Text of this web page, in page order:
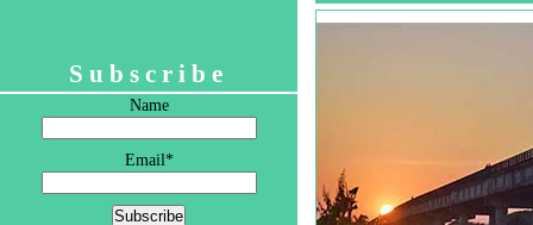
Subscribe
Name
Email*